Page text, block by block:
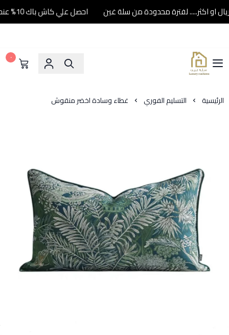
احصل علي كاش باك 10% عند شرائك ب500 ريال او اكثر..... لفترة محدودة من سلة غين
سلة غين
٠
الرئيسية التسليم الفوري غطاء وسادة اخضر منقوش